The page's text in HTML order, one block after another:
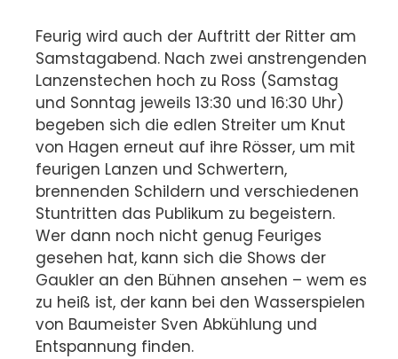
Feurig wird auch der Auftritt der Ritter am
Samstagabend. Nach zwei anstrengenden
Lanzenstechen hoch zu Ross (Samstag
und Sonntag jeweils 13:30 und 16:30 Uhr)
begeben sich die edlen Streiter um Knut
von Hagen erneut auf ihre Rösser, um mit
feurigen Lanzen und Schwertern,
brennenden Schildern und verschiedenen
Stuntritten das Publikum zu begeistern.
Wer dann noch nicht genug Feuriges
gesehen hat, kann sich die Shows der
Gaukler an den Bühnen ansehen – wem es
zu heiß ist, der kann bei den Wasserspielen
von Baumeister Sven Abkühlung und
Entspannung finden.